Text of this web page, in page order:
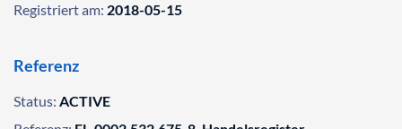
Registriert am: 2018-05-15
Referenz
Status: ACTIVE